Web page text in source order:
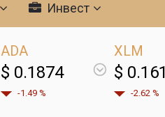
Инвест
ADA
$ 0.1874
-1.49 %
XLM
$
-2.62 %